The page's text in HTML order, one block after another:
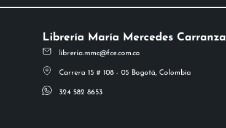
Librería María Mercedes Carranza
libreria.mmc@fce.com.co
Carrera 15 # 108 - 05 Bogotá, Colombia
324 582 8653